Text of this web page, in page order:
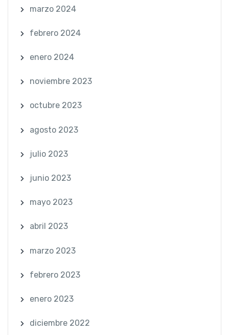
marzo 2024
febrero 2024
enero 2024
noviembre 2023
octubre 2023
agosto 2023
julio 2023
junio 2023
mayo 2023
abril 2023
marzo 2023
febrero 2023
enero 2023
diciembre 2022